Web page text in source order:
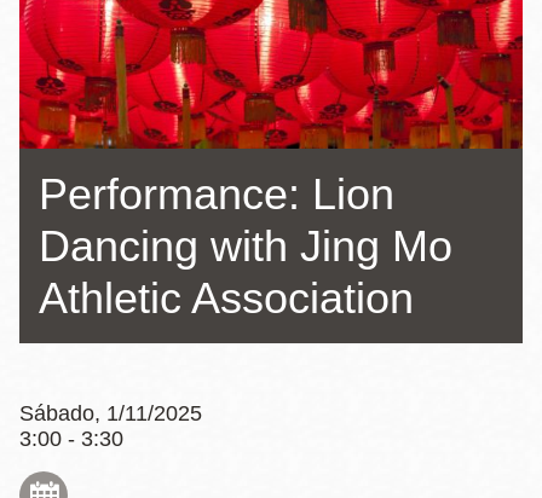
la
navegación
Performance: Lion
Dancing with Jing Mo
Athletic Association
Sábado, 1/11/2025
3:00 - 3:30